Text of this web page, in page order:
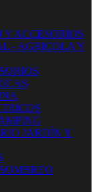
ACCESORIOS
- AGRICOLA Y
JARDÍN Y